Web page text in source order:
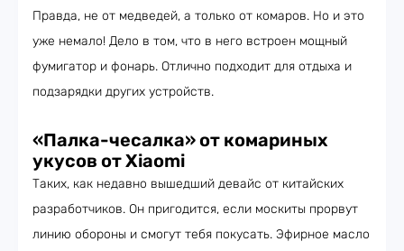
Правда, не от медведей, а только от комаров. Но и это
уже немало! Дело в том, что в него встроен мощный
фумигатор и фонарь. Отлично подходит для отдыха и
подзарядки других устройств.
«Палка-чесалка» от комариных
укусов от Xiaomi
Таких, как недавно вышедший девайс от китайских
разработчиков. Он пригодится, если москиты прорвут
линию обороны и смогут тебя покусать. Эфирное масло